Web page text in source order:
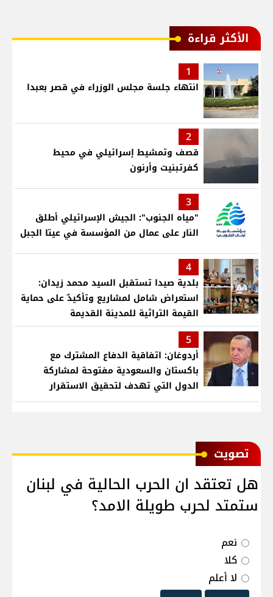
الأكثر قراءة
1
انتهاء جلسة مجلس الوزراء في قصر بعبدا
2
قصف وتمشيط إسرائيلي في محيط
كفرتبنيت وأرنون
3
"مياه الجنوب": الجيش الإسرائيلي أطلق
النار على عمال من المؤسسة في عيتا الجبل
4
بلدية صيدا تستقبل السيد محمد زيدان:
استعراض شامل لمشاريع وتأكيدٌ على حماية
القيمة التراثية للمدينة القديمة
5
أردوغان: اتفاقية الدفاع المشترك مع
باكستان والسعودية مفتوحة لمشاركة
الدول التي تهدف لتحقيق الاستقرار
بمنطقتنا
ﺗﺼﻮﻳﺖ
هل تعتقد ان الحرب الحالية في لبنان
ستمتد لحرب طويلة الامد؟
نعم
كلا
لا أعلم